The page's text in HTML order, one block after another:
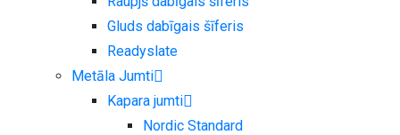
Gluds dabīgais šīferis
Readyslate
Metāla Jumti
Kapara jumti
Nordic Standard